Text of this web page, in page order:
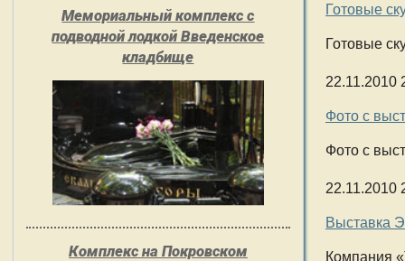
Мемориальный комплекс с
подводной лодкой Введенское
кладбище
Комплекс на Покровском
Готовые
Готовые
22.11.2010
Фото с
Фото с
22.11.2010
Выставка
Компания «